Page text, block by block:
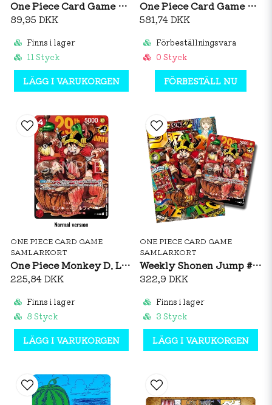
One Piece Card Game Official Sleeves: Premium Matte Tony Tony Chopper
89,95 DKK
Finns i lager
11 Styck
LÄGG I VARUKORGEN
One Piece Card Game Premium Card Collection 29th Anniversary Edition (JP)
581,74 DKK
Förbeställningsvara
0 Styck
FÖRBESTÄLL NU
ONE PIECE CARD GAME
SAMLARKORT
One Piece Monkey D. Luffy 29th Anniversary Weekly Shonen Jump Promo (Normal)
225,84 DKK
Finns i lager
8 Styck
LÄGG I VARUKORGEN
ONE PIECE CARD GAME
SAMLARKORT
Weekly Shonen Jump #33 2026 + One Piece Monkey D. Luffy 29th Anniversary Promo
322,9 DKK
Finns i lager
3 Styck
LÄGG I VARUKORGEN